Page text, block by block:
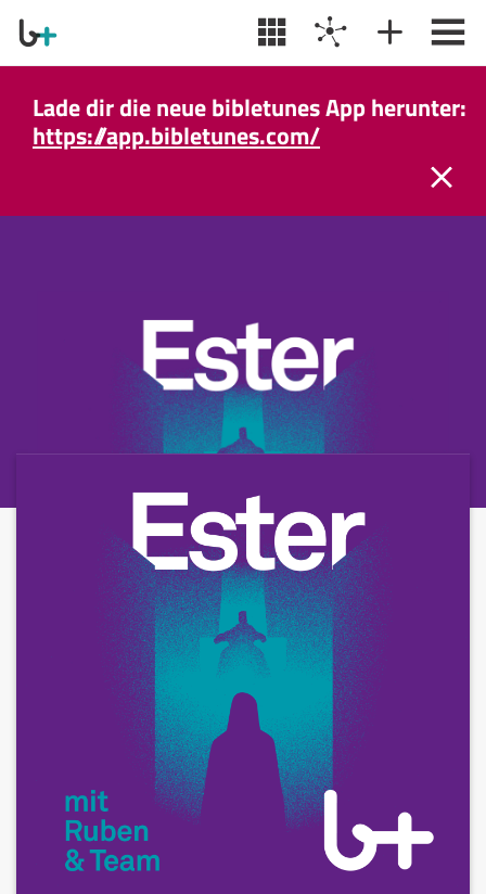
Lade dir die neue bibletunes App herunter:
https://app.bibletunes.com/